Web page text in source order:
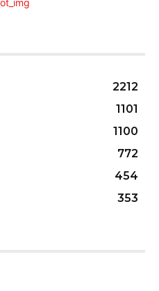
2212
1101
1100
772
454
353